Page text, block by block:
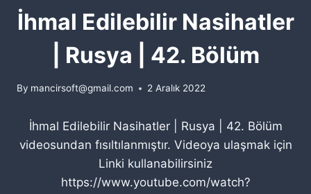
İhmal Edilebilir Nasihatler
| Rusya | 42. Bölüm
By mancirsoft@gmail.com 2 Aralık 2022
İhmal Edilebilir Nasihatler | Rusya | 42. Bölüm
videosundan fısıltılanmıştır. Videoya ulaşmak için
Linki kullanabilirsiniz
https://www.youtube.com/watch?